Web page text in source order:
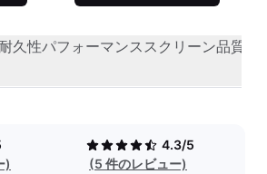
久性パフォーマンススクリーン品質
)
4.3/5
(5 件のレビュー)